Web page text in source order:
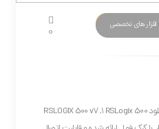
افزار های تخصصی
0
نرم افزار PLC آلن بردلی-Allen Bradley - دانلود RSLOGIX 500 v7.1 RSLogix 500